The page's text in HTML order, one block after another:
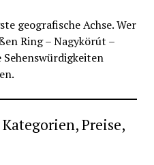
geografische Achse. Wer
Ring – Nagykörút –
Preise,